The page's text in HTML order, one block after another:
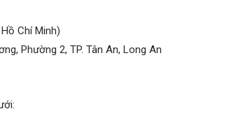
Chí Minh)
Phường 2, TP. Tân An, Long An